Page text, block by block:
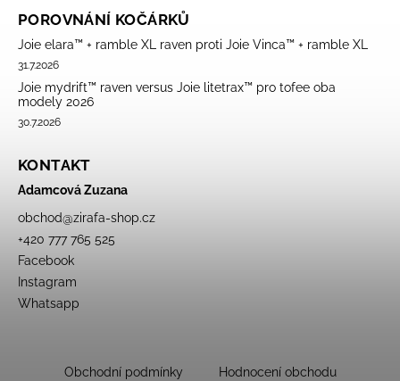
POROVNÁNÍ KOČÁRKŮ
Joie elara™ + ramble XL raven proti Joie Vinca™ + ramble XL
31.7.2026
Joie mydrift™ raven versus Joie litetrax™ pro tofee oba
modely 2026
30.7.2026
KONTAKT
Adamcová Zuzana
obchod@zirafa-shop.cz
+420 777 765 525
Facebook
Instagram
Whatsapp
Obchodní podmínky Hodnocení obchodu